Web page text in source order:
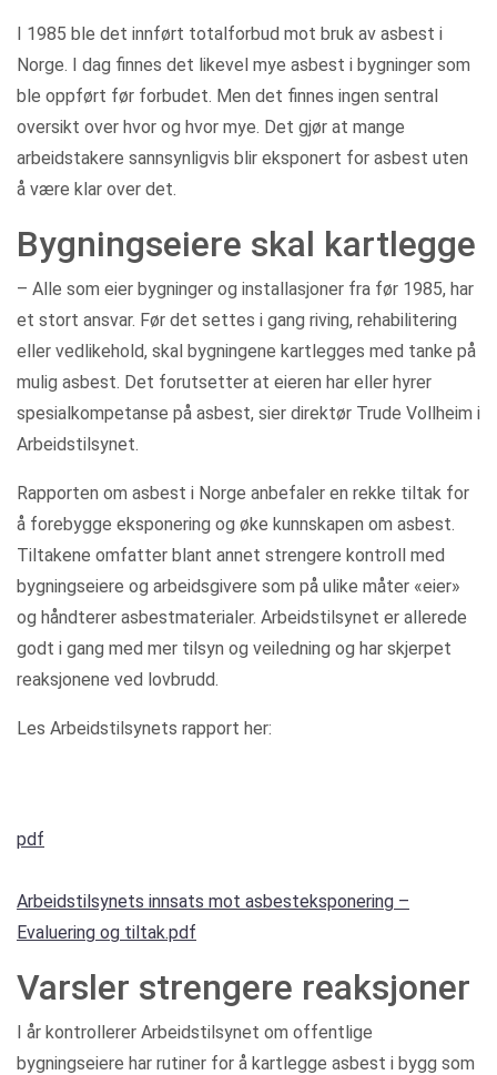
I 1985 ble det innført totalforbud mot bruk av asbest i
Norge. I dag finnes det likevel mye asbest i bygninger som
ble oppført før forbudet. Men det finnes ingen sentral
oversikt over hvor og hvor mye. Det gjør at mange
arbeidstakere sannsynligvis blir eksponert for asbest uten
å være klar over det.
Bygningseiere skal kartlegge
– Alle som eier bygninger og installasjoner fra før 1985, har
et stort ansvar. Før det settes i gang riving, rehabilitering
eller vedlikehold, skal bygningene kartlegges med tanke på
mulig asbest. Det forutsetter at eieren har eller hyrer
spesialkompetanse på asbest, sier direktør Trude Vollheim i
Arbeidstilsynet.
Rapporten om asbest i Norge anbefaler en rekke tiltak for
å forebygge eksponering og øke kunnskapen om asbest.
Tiltakene omfatter blant annet strengere kontroll med
bygningseiere og arbeidsgivere som på ulike måter «eier»
og håndterer asbestmaterialer. Arbeidstilsynet er allerede
godt i gang med mer tilsyn og veiledning og har skjerpet
reaksjonene ved lovbrudd.
Les Arbeidstilsynets rapport her:
pdf
Arbeidstilsynets innsats mot asbesteksponering –
Evaluering og tiltak.pdf
Varsler strengere reaksjoner
I år kontrollerer Arbeidstilsynet om offentlige
bygningseiere har rutiner for å kartlegge asbest i bygg som